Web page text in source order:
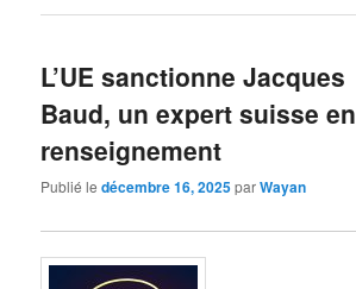
L’UE sanctionne Jacques
Baud, un expert suisse en
renseignement
Publié ledécembre 16, 2025parWayan